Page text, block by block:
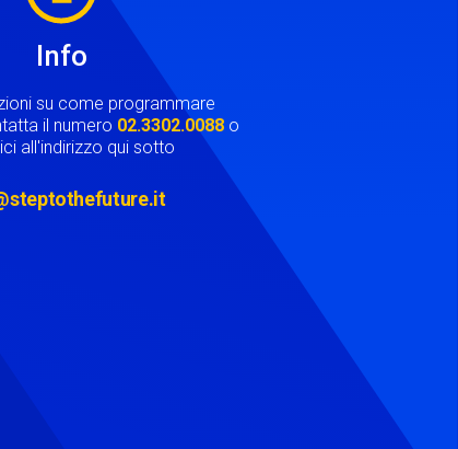
Info
su come programmare
il numero 02.3302.0088 o
all'indirizzo qui sotto